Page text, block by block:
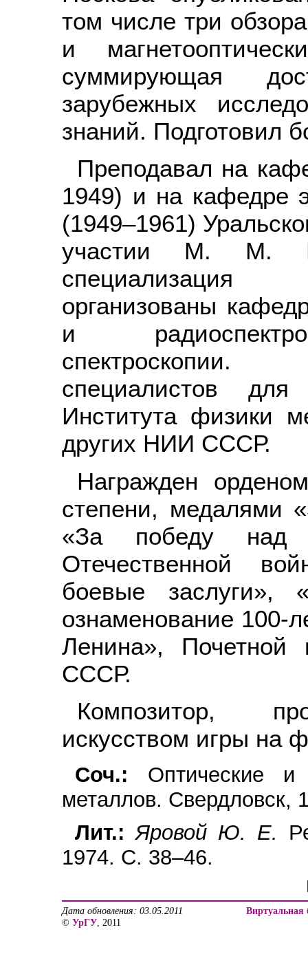
том числе три
и
суммирующая
зарубежных
знаний. Подготовил
Преподавал на
1949) и на кафедре
(1949–1961)
участии М. М.
специализация
организованы
и
специалистов для
Института
других НИИ СССР.
Награжден
степени, медалями
«За победу над
Отечественной
боевые заслуги»,
ознаменование 100-
Ленина», Почетной
СССР.
Композитор,
искусством игры на
Соч.: Оптические и
металлов. Свердловск,
Лит.: Яровой Ю. Е.
1974. С. 38–46.
Дата обновления: 03.05.2011
© УрГУ , 2011
Виртуальная